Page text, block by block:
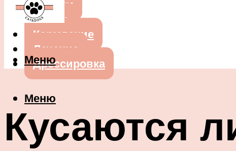
Собаки
Кошки
Кормление
Лечение
Дрессировка
Меню
Меню
Кусаются